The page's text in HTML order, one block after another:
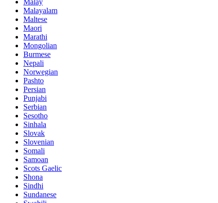
Malay
Malayalam
Maltese
Maori
Marathi
Mongolian
Burmese
Nepali
Norwegian
Pashto
Persian
Punjabi
Serbian
Sesotho
Sinhala
Slovak
Slovenian
Somali
Samoan
Scots Gaelic
Shona
Sindhi
Sundanese